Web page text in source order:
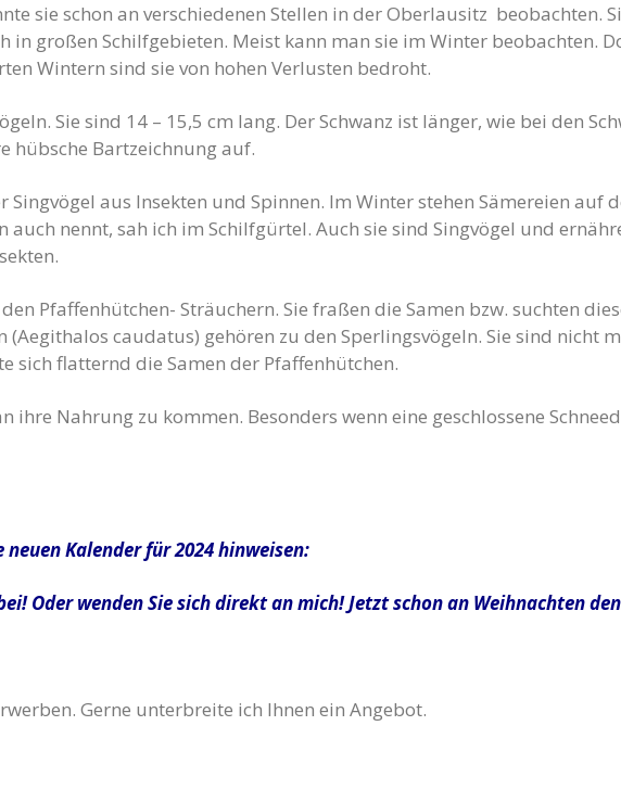
sie schon an verschiedenen Stellen in der Oberlausitz beobachten.
großen Schilfgebieten. Meist kann man sie im Winter beobachten.
Wintern sind sie von hohen Verlusten bedroht.
Sie sind 14 – 15,5 cm lang. Der Schwanz ist länger, wie bei den
hübsche Bartzeichnung auf.
aus Insekten und Spinnen. Im Winter stehen Sämereien auf
auch nennt, sah ich im Schilfgürtel. Auch sie sind Singvögel und
Pfaffenhütchen- Sträuchern. Sie fraßen die Samen bzw. suchten
(Aegithalos caudatus) gehören zu den Sperlingsvögeln. Sie sind nicht
sich flatternd die Samen der Pfaffenhütchen.
ihre Nahrung zu kommen. Besonders wenn eine geschlossene
Kalender für 2024 hinweisen:
Oder wenden Sie sich direkt an mich! Jetzt schon an Weihnachten
Gerne unterbreite ich Ihnen ein Angebot.